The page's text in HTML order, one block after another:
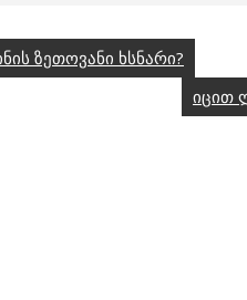
ზეთოვანი ხსნარი?
იცით